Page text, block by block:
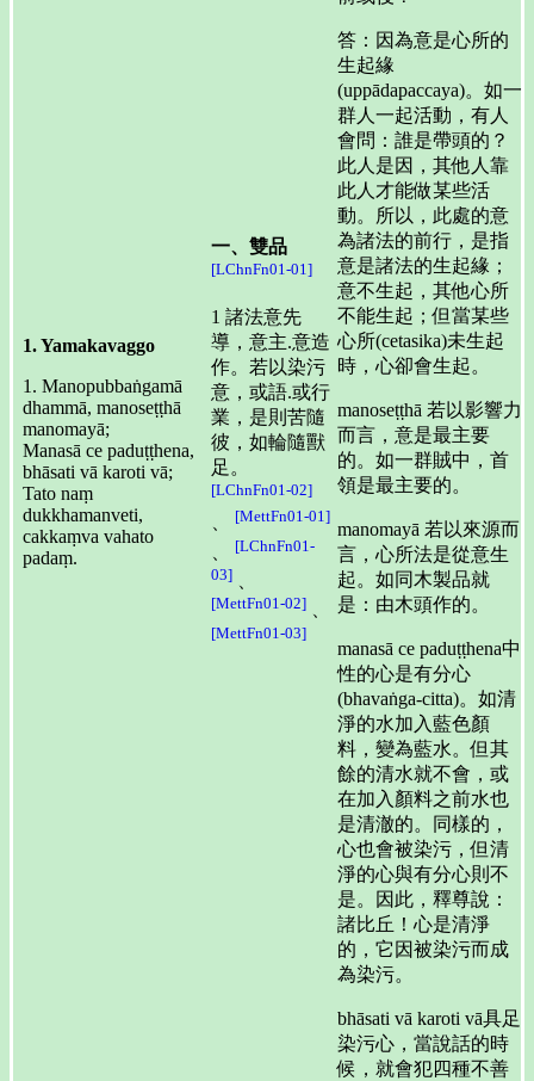
1. Yamakavaggo
1. Manopubbaṅgamā
dhammā, manoseṭṭhā
manomayā;
Manasā ce paduṭṭhena,
bhāsati vā karoti vā;
Tato naṃ
dukkhamanveti,
cakkaṃva vahato
padaṃ.
一、雙品
[LChnFn01-01]
1 諸法意先
導，意主.意造
作。若以染污
意，或語.或行
業，是則苦隨
彼，如輪隨獸
足。
[LChnFn01-02]
、 [MettFn01-01]
[LChnFn01-
03] 、
[MettFn01-02] 、
[MettFn01-03]
答：因為意是心所的
生起緣
(uppādapaccaya)。如一
群人一起活動，有人
會問：誰是帶頭的？
此人是因，其他人靠
此人才能做某些活
動。所以，此處的意
為諸法的前行，是指
意是諸法的生起緣；
意不生起，其他心所
不能生起；但當某些
心所(cetasika)未生起
時，心卻會生起。
manoseṭṭhā 若以影響力
而言，意是最主要
的。如一群賊中，首
領是最主要的。
manomayā 若以來源而
言，心所法是從意生
起。如同木製品就
是：由木頭作的。
manasā ce paduṭṭhena中
性的心是有分心
(bhavaṅga-citta)。如清
淨的水加入藍色顏
料，變為藍水。但其
餘的清水就不會，或
在加入顏料之前水也
是清澈的。同樣的，
心也會被染污，但清
淨的心與有分心則不
是。因此，釋尊說：
諸比丘！心是清淨
的，它因被染污而成
為染污。
bhāsati vā karoti vā具足
染污心，當說話的時
候，就會犯四種不善